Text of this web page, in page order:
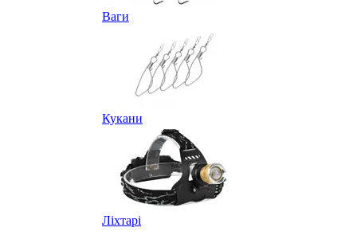
Ваги
Кукани
Ліхтарі